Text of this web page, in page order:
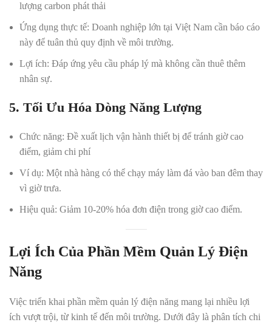
lượng carbon phát thải
Ứng dụng thực tế: Doanh nghiệp lớn tại Việt Nam cần báo cáo
này để tuân thủ quy định về môi trường.
Lợi ích: Đáp ứng yêu cầu pháp lý mà không cần thuê thêm
nhân sự.
5. Tối Ưu Hóa Dòng Năng Lượng
Chức năng: Đề xuất lịch vận hành thiết bị để tránh giờ cao
điểm, giảm chi phí
Ví dụ: Một nhà hàng có thể chạy máy làm đá vào ban đêm thay
vì giờ trưa.
Hiệu quả: Giảm 10-20% hóa đơn điện trong giờ cao điểm.
Lợi Ích Của Phần Mềm Quản Lý Điện
Năng
Việc triển khai phần mềm quản lý điện năng mang lại nhiều lợi
ích vượt trội, từ kinh tế đến môi trường. Dưới đây là phân tích chi